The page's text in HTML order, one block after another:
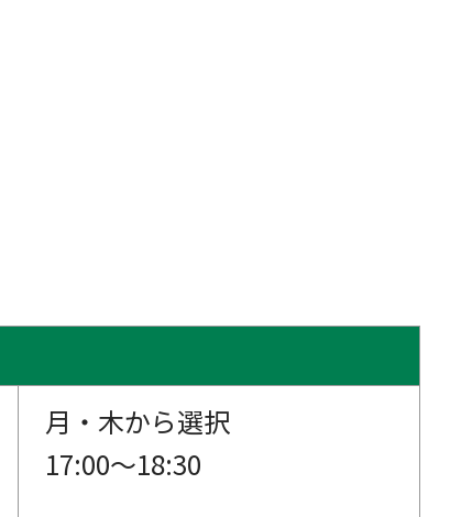
月・木から選択
17:00～18:30